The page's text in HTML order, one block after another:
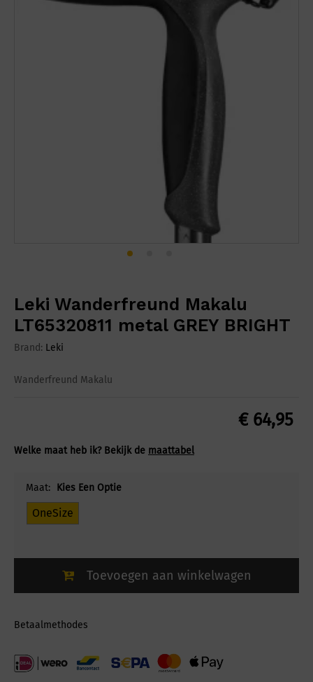
Leki Wanderfreund Makalu
LT65320811 metal GREY BRIGHT
Brand: Leki
Wanderfreund Makalu
€64,95
Welke maat heb ik? Bekijk de maattabel
Maat: Kies Een Optie
OneSize
Toevoegen aan winkelwagen
Betaalmethodes